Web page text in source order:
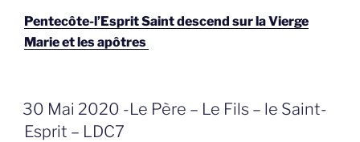
Pentecôte-l’Esprit Saint descend sur la Vierge
Marie et les apôtres
GEPLAATST
OP
30 Mai 2020 -Le Père – Le Fils – le Saint-
Esprit – LDC7